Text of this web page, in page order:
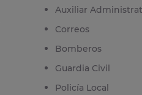
Auxiliar
Correos
Bomberos
Guardia Civil
Policía Local